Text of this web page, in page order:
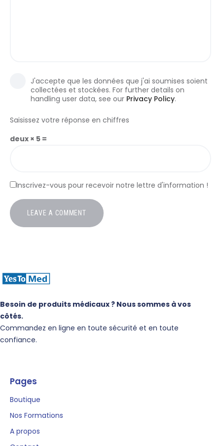
J'accepte que les données que j'ai soumises soient
collectées et stockées. For further details on
handling user data, see our Privacy Policy.
Saisissez votre réponse en chiffres
deux × 5 =
Inscrivez-vous pour recevoir notre lettre d'information !
Besoin de produits médicaux ? Nous sommes à vos
côtés.
Commandez en ligne en toute sécurité et en toute
confiance.
Pages
Boutique
Nos Formations
A propos